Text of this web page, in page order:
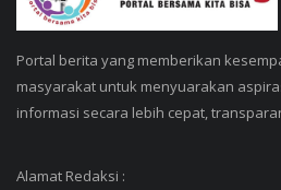
Portal berita yang memberikan
masyarakat untuk menyuarakan
informasi secara lebih cepat,
Alamat Redaksi :